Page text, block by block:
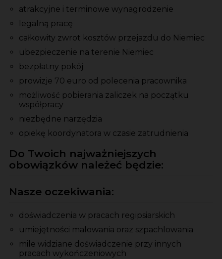
atrakcyjne i terminowe wynagrodzenie
legalną pracę
całkowity zwrot kosztów przejazdu do Niemiec
ubezpieczenie na terenie Niemiec
bezpłatny pokój
prowizje 70 euro od polecenia pracownika
możliwość pobierania zaliczek na początku
współpracy
niezbędne narzędzia
opiekę koordynatora w czasie zatrudnienia
Do Twoich najważniejszych
obowiązków należeć będzie:
Nasze oczekiwania:
doświadczenia w pracach regipsiarskich
umiejętności malowania oraz szpachlowania
mile widziane doświadczenie przy innych
pracach wykończeniowych